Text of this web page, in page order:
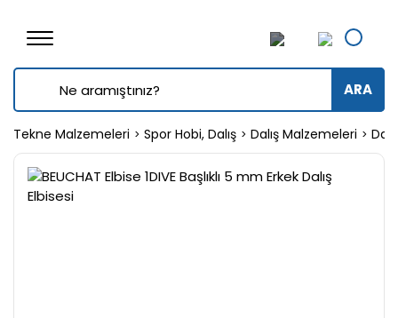
ARA
Tekne Malzemeleri Spor Hobi, Dalış Dalış Malzemeleri